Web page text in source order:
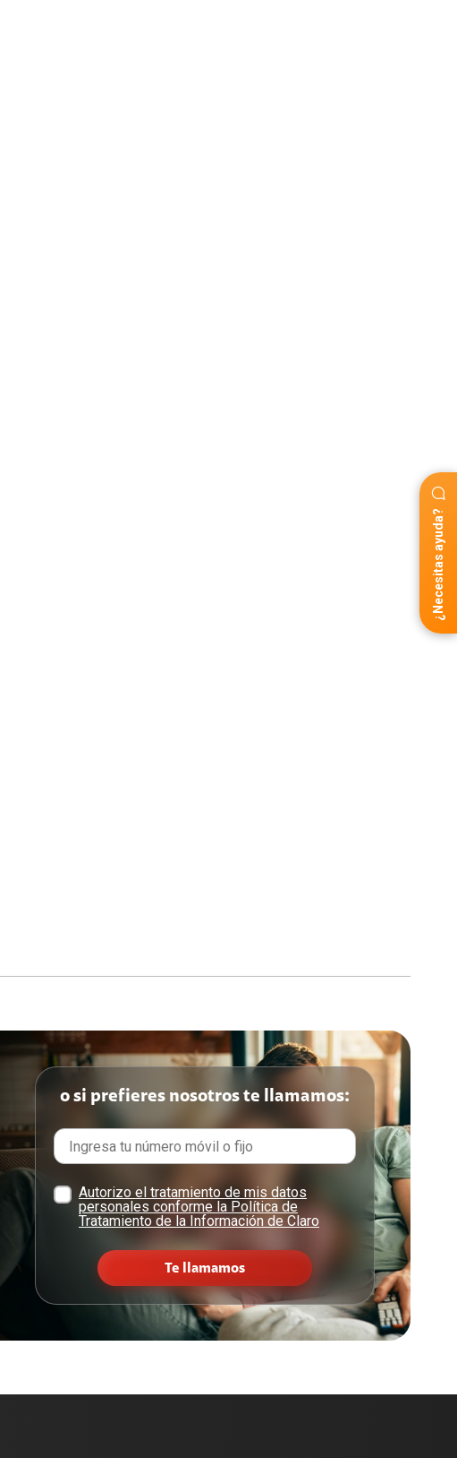
o si prefieres nosotros te llamamos:
Autorizo el tratamiento de mis datos
personales conforme la Política de
Tratamiento de la Información de Claro
Te llamamos
¿Necesitas ayuda?